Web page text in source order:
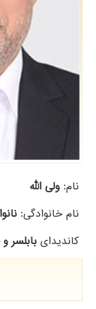
نام: ولی الله
نام خانوادگی:
کاندیدای بابلسر و